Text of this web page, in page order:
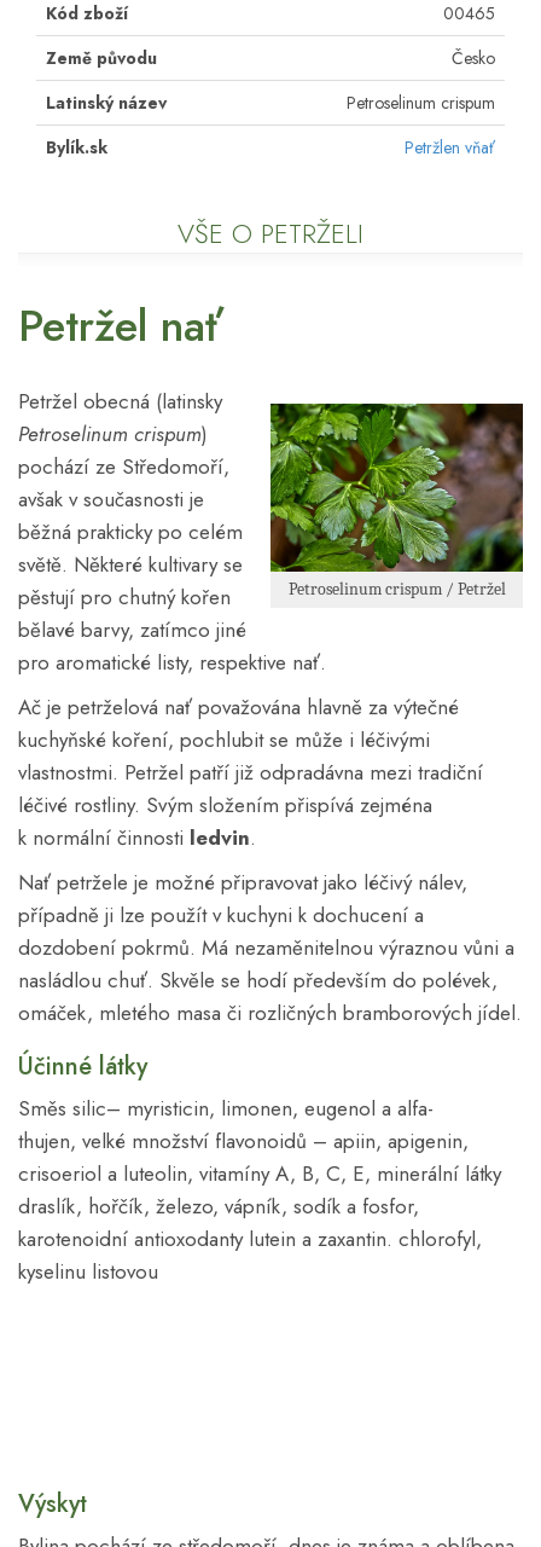
Kód zboží
00465
Země původu
Česko
Latinský název
Petroselinum crispum
Bylík.sk
Petržlen vňať
VŠE O PETRŽELI
Petržel nať
Petroselinum crispum / Petržel
Petržel obecná (latinsky
Petroselinum crispum)
pochází ze Středomoří,
avšak v současnosti je
běžná prakticky po celém
světě. Některé kultivary se
pěstují pro chutný kořen
bělavé barvy, zatímco jiné
pro aromatické listy, respektive nať.
Ač je petrželová nať považována hlavně za výtečné
kuchyňské koření, pochlubit se může i léčivými
vlastnostmi. Petržel patří již odpradávna mezi tradiční
léčivé rostliny. Svým složením přispívá zejména
k normální činnosti ledvin.
Nať petržele je možné připravovat jako léčivý nálev,
případně ji lze použít v kuchyni k dochucení a
dozdobení pokrmů. Má nezaměnitelnou výraznou vůni a
nasládlou chuť. Skvěle se hodí především do polévek,
omáček, mletého masa či rozličných bramborových jídel.
Účinné látky
Směs silic– myristicin, limonen, eugenol a alfa-
thujen, velké množství flavonoidů – apiin, apigenin,
crisoeriol a luteolin, vitamíny A, B, C, E, minerální látky
draslík, hořčík, železo, vápník, sodík a fosfor,
karotenoidní antioxodanty lutein a zaxantin. chlorofyl,
kyselinu listovou
Výskyt